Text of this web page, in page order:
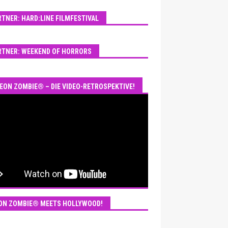
HARD:LINE FILMFESTIVAL
WEEKEND OF HORRORS
ZOMBIE® – DIE VIDEO-RETROSPEKTIVE!
ZOMBIE® MEETS HOLLYWOOD!